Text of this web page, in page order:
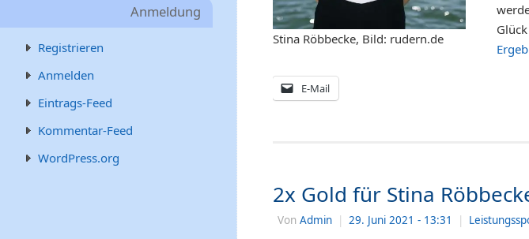
Stina Röbbecke, Bild: rudern.de
E-Mail
2x Gold für Stina
Von Admin | 29. Juni 2021 - 13:31 |
Anmeldung
Registrieren
Anmelden
Eintrags-Feed
Kommentar-Feed
WordPress.org